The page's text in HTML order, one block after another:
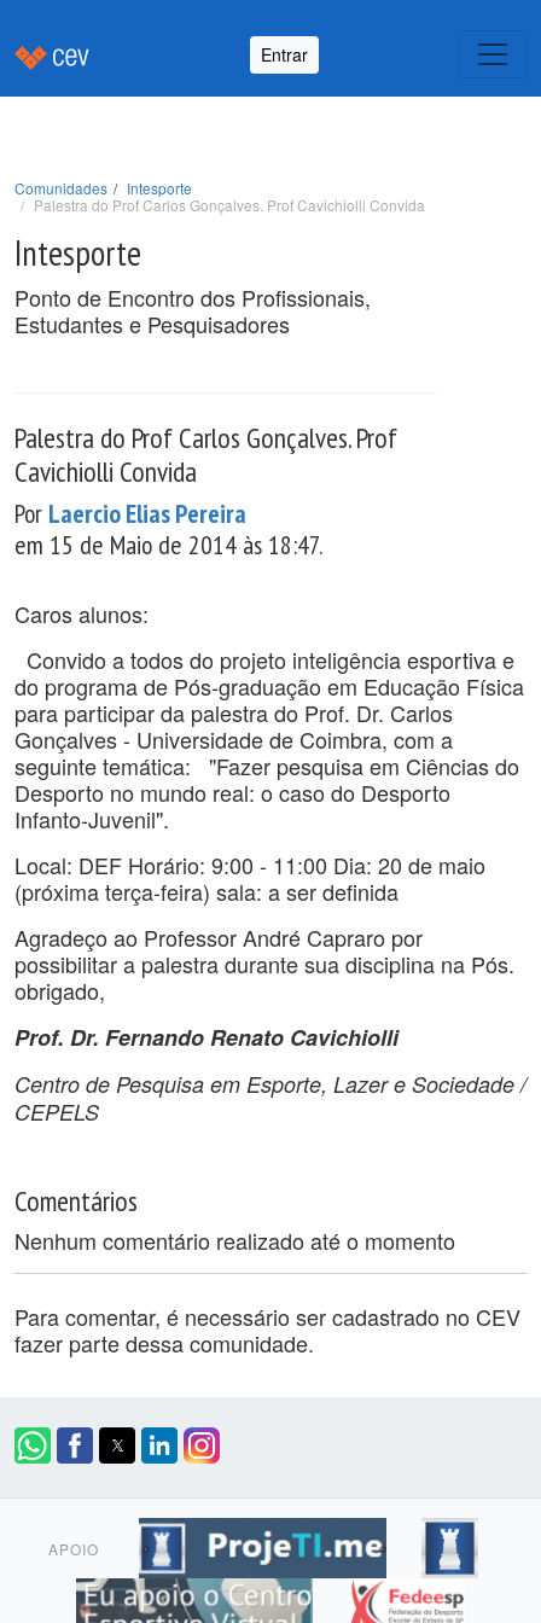
Entrar
Comunidades
Intesporte
Palestra do Prof Carlos Gonçalves. Prof Cavichiolli Convida
Intesporte
Ponto de Encontro dos Profissionais,
Estudantes e Pesquisadores
Palestra do Prof Carlos Gonçalves. Prof
Cavichiolli Convida
Por Laercio Elias Pereira
em 15 de Maio de 2014 às 18:47.
Caros alunos:
Convido a todos do projeto inteligência esportiva e
do programa de Pós-graduação em Educação Física
para participar da palestra do Prof. Dr. Carlos
Gonçalves - Universidade de Coimbra, com a
seguinte temática: "Fazer pesquisa em Ciências do
Desporto no mundo real: o caso do Desporto
Infanto-Juvenil".
Local: DEF Horário: 9:00 - 11:00 Dia: 20 de maio
(próxima terça-feira) sala: a ser definida
Agradeço ao Professor André Capraro por
possibilitar a palestra durante sua disciplina na Pós.
obrigado,
Prof. Dr. Fernando Renato Cavichiolli
Centro de Pesquisa em Esporte, Lazer e Sociedade /
CEPELS
Comentários
Nenhum comentário realizado até o momento
Para comentar, é necessário ser cadastrado no CEV
fazer parte dessa comunidade.
APOIO